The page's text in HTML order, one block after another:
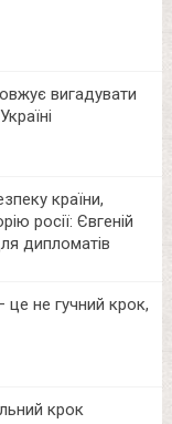
вигадувати
країни,
росії: Євгеній
дипломатів
це не гучний крок,
крок